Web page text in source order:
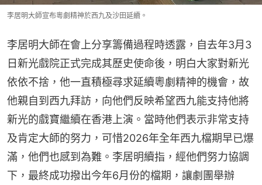
李居明大師宣布粵劇精神於西九及沙田延續。
李居明大師在會上分享籌備過程時透露，自去年3月3
日新光戲院正式完成其歷史使命後，明白大家對新光
依依不捨，他一直積極尋求延續粵劇精神的機會，故
他親自到西九拜訪，向他們反映希望西九能支持他將
新光的戲寶繼續在香港上演。當時他們表示非常支持
及肯定大師的努力，可惜2026年全年西九檔期早已爆
滿，他們也感到為難。李居明續指，經他們努力協調
下，最終成功撥出今年6月份的檔期，讓劇團舉辦